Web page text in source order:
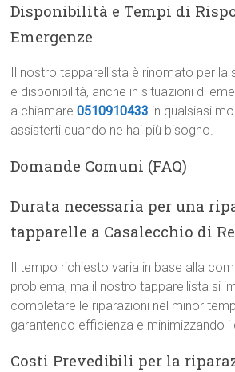
Disponibilità e Tempi di
Emergenze
Il nostro tapparellista è rinomato per la
e disponibilità, anche in situazioni di
a chiamare0510910433 in qualsiasi
assisterti quando ne hai più bisogno.
Domande Comuni (FAQ)
Durata necessaria per una
tapparelle a Casalecchio di
Il tempo richiesto varia in base alla
problema, ma il nostro tapparellista si
completare le riparazioni nel minor
garantendo efficienza e minimizzando i
Costi Prevedibili per la